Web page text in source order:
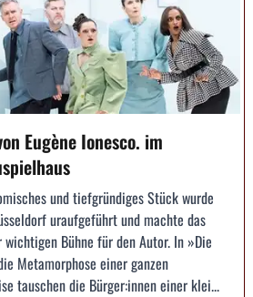
Eugène Ionesco. im
und tiefgründiges Stück wurde
uraufgeführt und machte das
Bühne für den Autor. In »Die
Metamorphose einer ganzen
tauschen die Bürger:innen einer klei...